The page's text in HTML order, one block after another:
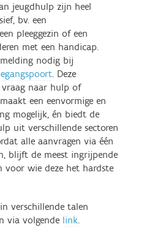
jeugdhulp zijn heel
bv. een
pleeggezin of een
met een handicap.
nodig bij
. Deze
naar hulp of
een eenvormige en
mogelijk, én biedt de
uit verschillende sectoren
alle aanvragen via één
blijft de meest ingrijpende
voor wie deze het hardste
verschillende talen
via volgende link.